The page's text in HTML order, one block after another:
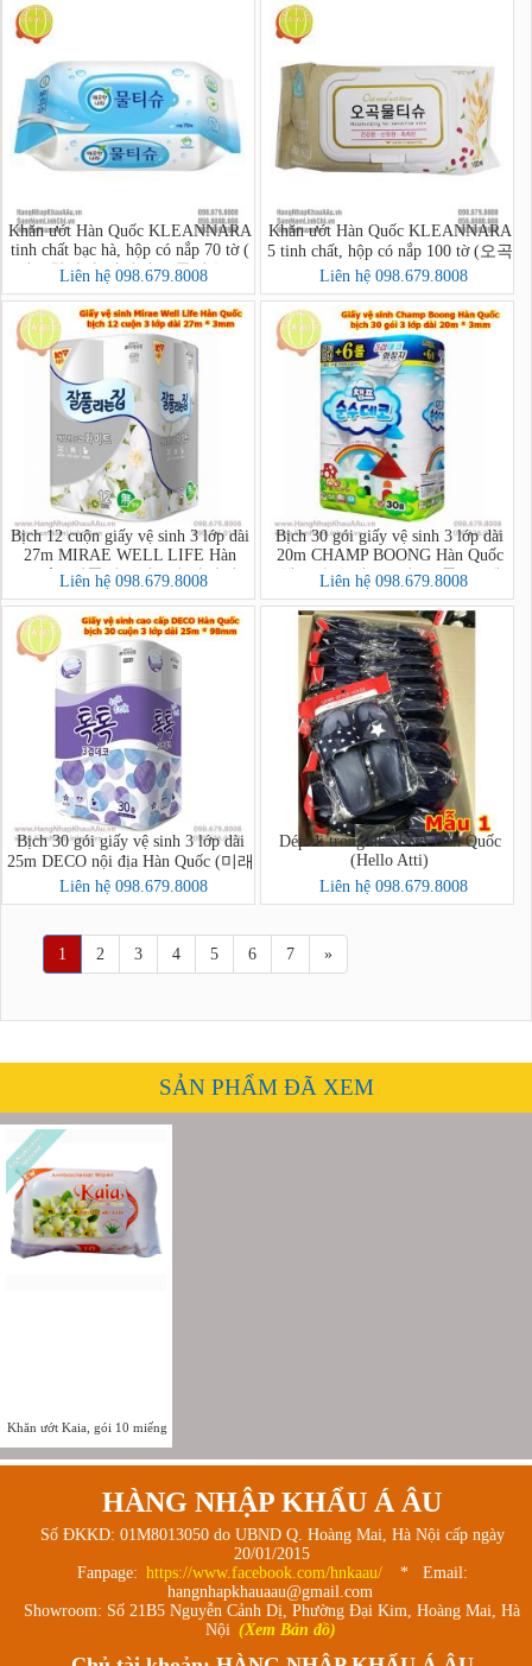
Khăn ướt Hàn Quốc KLEANNARA
tinh chất bạc hà, hộp có nắp 70 tờ (
깨끗한나라 페퍼민트 물티슈 70
매)
Liên hệ 098.679.8008
Khăn ướt Hàn Quốc KLEANNARA
5 tinh chất, hộp có nắp 100 tờ (오곡
물티슈 캡 100매)
Liên hệ 098.679.8008
Bịch 12 cuộn giấy vệ sinh 3 lớp dài
27m MIRAE WELL LIFE Hàn
Quốc (잘풀리는집 3겹 화장지
27m*12롤)
Liên hệ 098.679.8008
Bịch 30 gói giấy vệ sinh 3 lớp dài
20m CHAMP BOONG Hàn Quốc
(챔프 순수데코 3겹 (30롤) *1팩)
Liên hệ 098.679.8008
Bịch 30 gói giấy vệ sinh 3 lớp dài
25m DECO nội địa Hàn Quốc (미래
생활 톡톡 3겹 30롤)
Liên hệ 098.679.8008
Dép đi trong nhà EVA Hàn Quốc
(Hello Atti)
Liên hệ 098.679.8008
1 2 3 4 5 6 7 »
SẢN PHẨM ĐÃ XEM
Khăn ướt Kaia, gói 10 miếng
HÀNG NHẬP KHẨU Á ÂU
Số ĐKKD: 01M8013050 do UBND Q. Hoàng Mai, Hà Nội cấp ngày
20/01/2015
Fanpage: https://www.facebook.com/hnkaau/
* Email:
hangnhapkhauaau@gmail.com
Showroom: Số 21B5 Nguyễn Cảnh Dị, Phường Đại Kim, Hoàng Mai, Hà
Nội (Xem Bản đồ)